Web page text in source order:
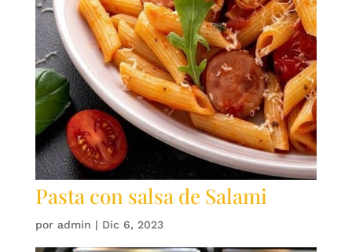
Pasta con salsa de Salami
por admin | Dic 6, 2023